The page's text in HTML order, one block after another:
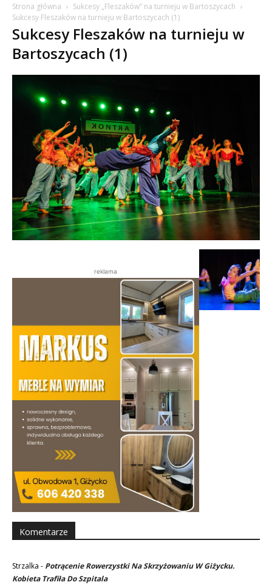
Strona główna
Sukcesy „Fleszaków” na turnieju w Bartoszycach
Sukcesy Fleszaków na turnieju w Bartoszycach (1)
Sukcesy Fleszaków na turnieju w
Bartoszycach (1)
reklama
Komentarze
Strzalka - Potrącenie Rowerzystki Na Skrzyżowaniu W Giżycku.
Kobieta Trafiła Do Szpitala